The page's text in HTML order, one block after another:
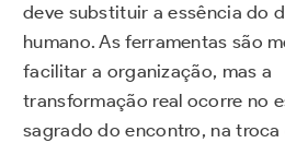
deve substituir a essência do
humano. As ferramentas são
facilitar a organização, mas a
transformação real ocorre no
sagrado do encontro, na troca